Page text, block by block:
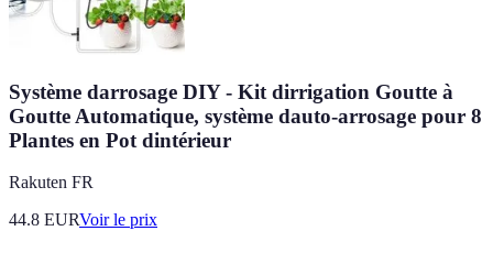
Système darrosage DIY - Kit dirrigation Goutte à
Goutte Automatique, système dauto-arrosage pour 8
Plantes en Pot dintérieur
Rakuten FR
44.8 EURVoir le prix